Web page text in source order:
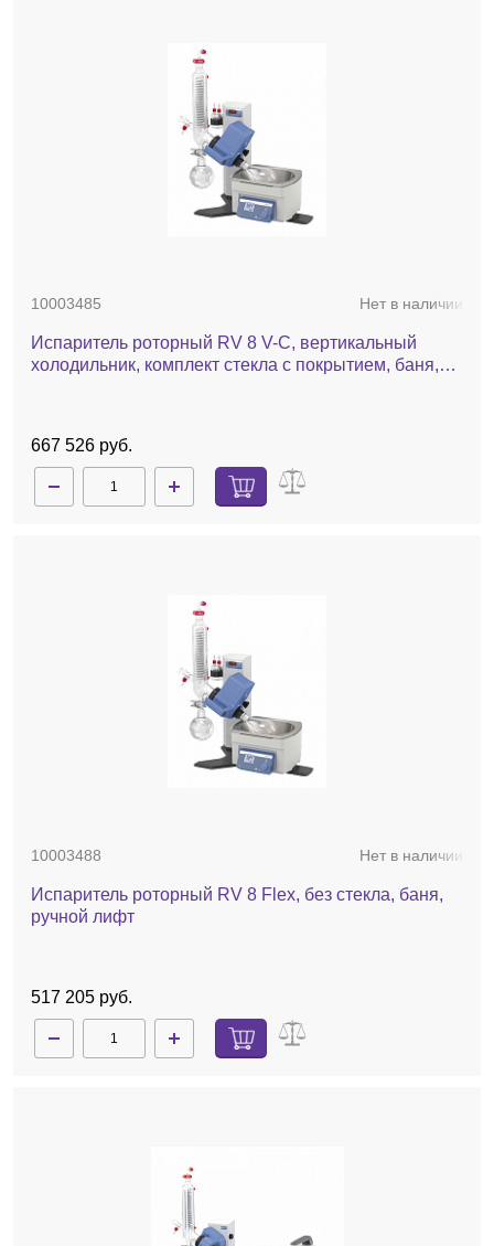
10003485 Нет в наличии
Испаритель роторный RV 8 V-C, вертикальный
холодильник, комплект стекла c покрытием, баня,
667 526 руб.
10003488 Нет в наличии
Испаритель роторный RV 8 Flex, без стекла, баня,
ручной лифт
517 205 руб.